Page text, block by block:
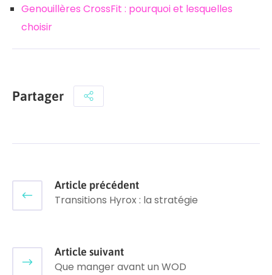
Genouillères CrossFit : pourquoi et lesquelles
choisir
Partager
Article précédent
Transitions Hyrox : la stratégie
Article suivant
Que manger avant un WOD